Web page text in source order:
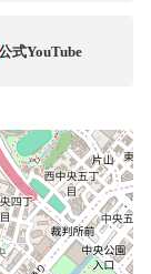
式YouTube
立支援医療